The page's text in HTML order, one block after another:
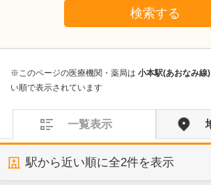
検索する
※このページの医療機関・薬局は 小本駅(あおなみ線)
い順で表示されています
一覧表示
駅から近い順に全2件を表示